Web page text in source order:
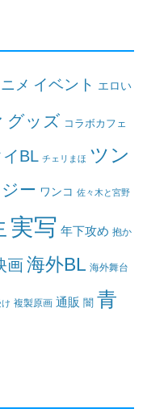
メ イベント エロい
グッズ コラボカフェ
イBL チェリまほ ツン
ー ワンコ 佐々木と宮野
実写 年下攻め 抱か
画海外BL 海外舞台
複製原画 通販 闇 青